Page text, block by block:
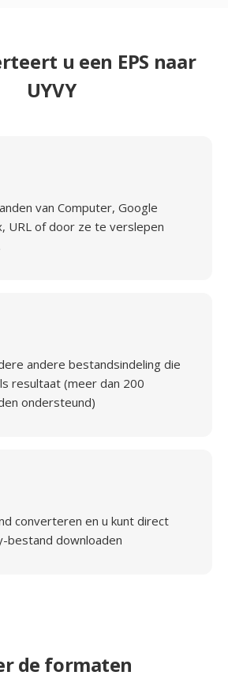
u een EPS naar
UYVY
van Computer, Google
URL of door ze te verslepen
andere bestandsindeling die
resultaat (meer dan 200
ondersteund)
converteren en u kunt direct
bestand downloaden
de formaten